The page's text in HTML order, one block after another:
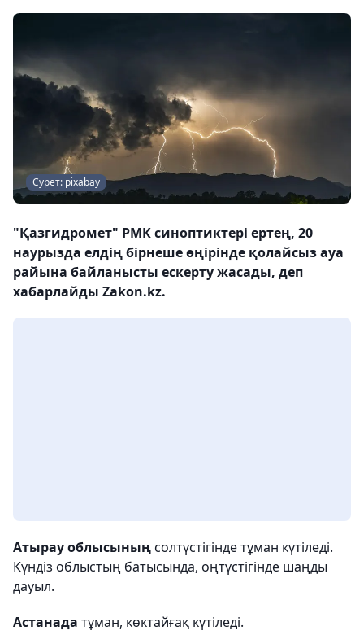
Сурет: pixabay
"Қазгидромет" РМК синоптиктері ертең, 20
наурызда елдің бірнеше өңірінде қолайсыз ауа
райына байланысты ескерту жасады, деп
хабарлайды Zakon.kz.
Атырау облысыныңсолтүстігінде тұман күтіледі.
Күндіз облыстың батысында, оңтүстігінде шаңды
дауыл.
Астанада тұман, көктайғақ күтіледі.